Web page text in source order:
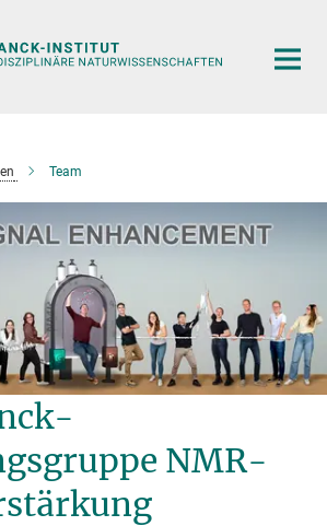
Team
NMR-